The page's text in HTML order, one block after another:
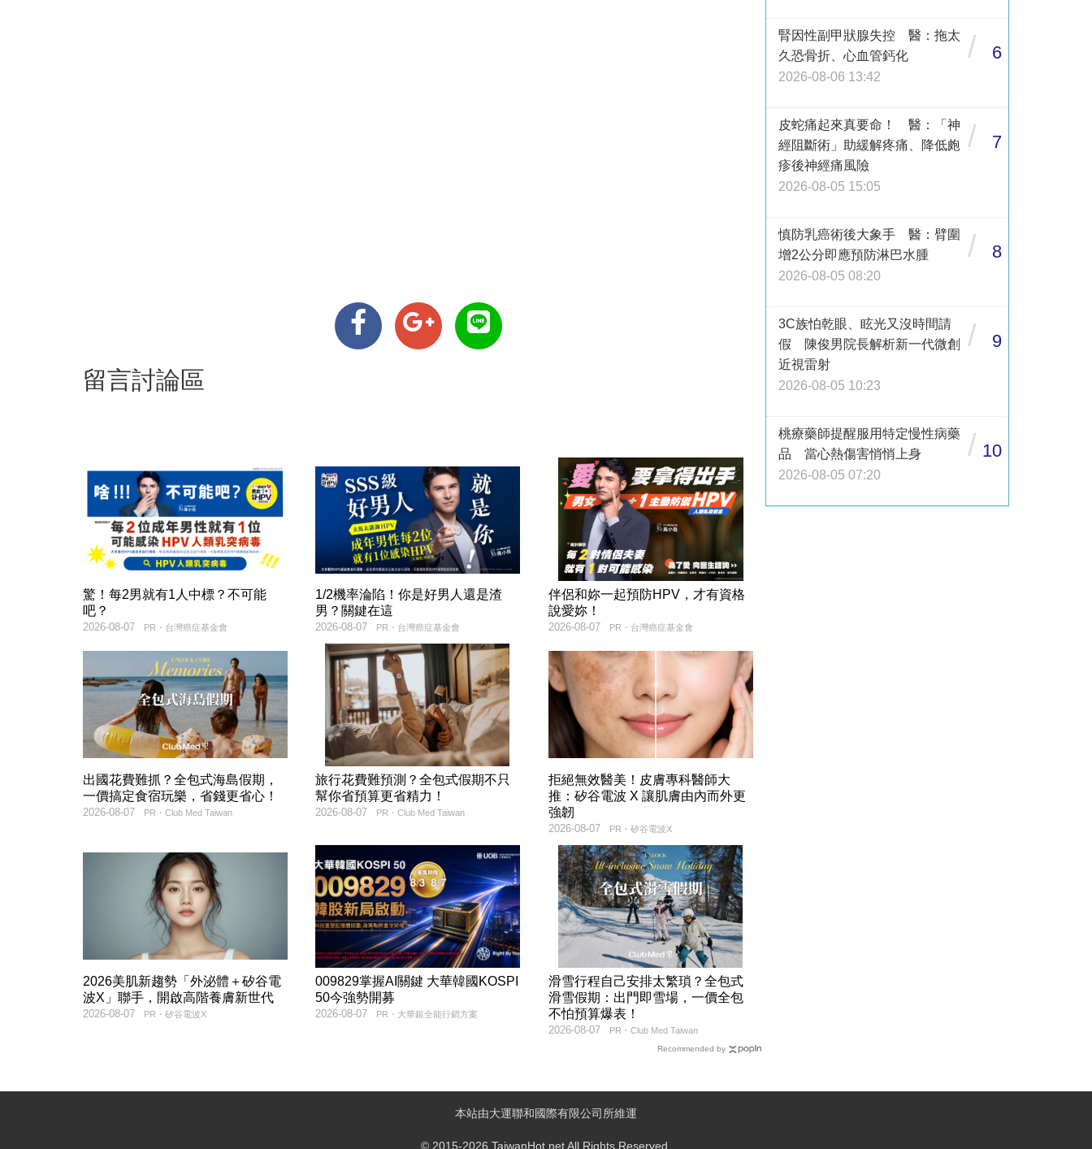
留言討論區
驚！每2男就有1人中標？不可能
吧？
PR・台灣癌症基金會
2026-08-07
1/2機率淪陷！你是好男人還是渣
男？關鍵在這
PR・台灣癌症基金會
2026-08-07
伴侶和妳一起預防HPV，才有資格
說愛妳！
PR・台灣癌症基金會
2026-08-07
出國花費難抓？全包式海島假期，
一價搞定食宿玩樂，省錢更省心！
PR・Club Med Taiwan
2026-08-07
旅行花費難預測？全包式假期不只
幫你省預算更省精力！
PR・Club Med Taiwan
2026-08-07
拒絕無效醫美！皮膚專科醫師大
推：矽谷電波 X 讓肌膚由內而外更
強韌
PR・矽谷電波X
2026-08-07
2026美肌新趨勢「外泌體＋矽谷電
波X」聯手，開啟高階養膚新世代
PR・矽谷電波X
2026-08-07
009829掌握AI關鍵 大華韓國KOSPI
50今強勢開募
PR・大華銀全能行銷方案
2026-08-07
滑雪行程自己安排太繁瑣？全包式
滑雪假期：出門即雪場，一價全包
不怕預算爆表！
PR・Club Med Taiwan
2026-08-07
Recommended by
腎因性副甲狀腺失控 醫：拖太
久恐骨折、心血管鈣化
2026-08-06 13:42
/ 6
皮蛇痛起來真要命！ 醫：「神
經阻斷術」助緩解疼痛、降低皰
疹後神經痛風險
2026-08-05 15:05
/ 7
慎防乳癌術後大象手 醫：臂圍
增2公分即應預防淋巴水腫
2026-08-05 08:20
/ 8
3C族怕乾眼、眩光又沒時間請
假 陳俊男院長解析新一代微創
近視雷射
2026-08-05 10:23
/ 9
桃療藥師提醒服用特定慢性病藥
品 當心熱傷害悄悄上身
2026-08-05 07:20
/ 10
本站由大運聯和國際有限公司所維運
© 2015-2026 TaiwanHot.net All Rights Reserved.